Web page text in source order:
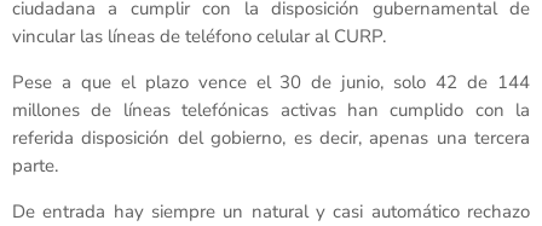
ciudadana a cumplir con la disposición gubernamental de
vincular las líneas de teléfono celular al CURP.
Pese a que el plazo vence el 30 de junio, solo 42 de 144
millones de líneas telefónicas activas han cumplido con la
referida disposición del gobierno, es decir, apenas una tercera
parte.
De entrada hay siempre un natural y casi automático rechazo